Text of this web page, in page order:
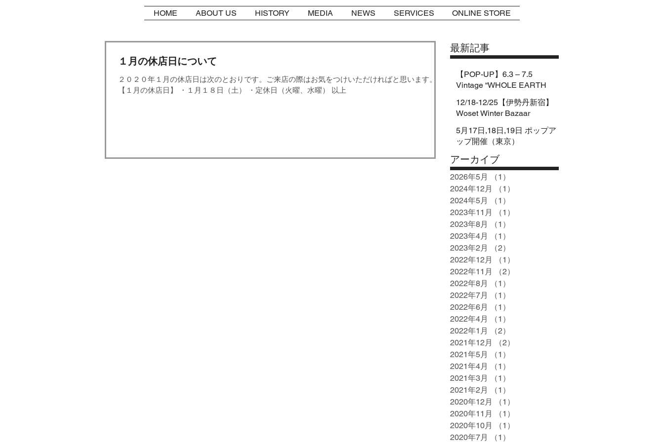
HOME ABOUT US HISTORY MEDIA NEWS SERVICES ONLINE STORE
１月の休店日について
２０２０年１月の休店日は次のとおりです。ご来店の際はお気をつけいただければと思います。
【１月の休店日】 ・１月１８日（土） ・定休日（火曜、水曜） 以上
最新記事
【POP-UP】6.3 – 7.5
Vintage “WHOLE EARTH
CATALOG” pop-up by
CATALOG&BOOKs
12/18-12/25【伊勢丹新宿】
Woset Winter Bazaar
5月17日,18日,19日 ポップア
ップ開催（東京）
アーカイブ
2026年5月 （1）
2024年12月
（1）
2024年5月
（1）
2023年11月
（1）
2023年8月
（1）
2023年4月
（1）
2023年2月
（2）
2022年12月
（1）
2022年11月
（2）
2022年8月
（1）
2022年7月
（1）
2022年6月
（1）
2022年4月
（1）
2022年1月
（2）
2021年12月
（2）
2021年5月
（1）
2021年4月
（1）
2021年3月
（1）
2021年2月
（1）
2020年12月
（1）
2020年11月
（1）
2020年10月
（1）
2020年7月
（1）